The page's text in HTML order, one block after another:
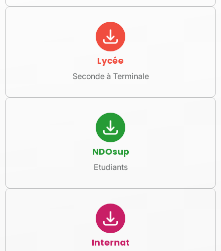
Lycée
Seconde à Terminale
NDOsup
Etudiants
Internat